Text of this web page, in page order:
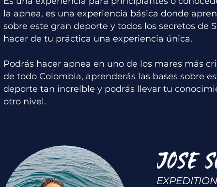
la apnea, es una experiencia básica donde
sobre este gran deporte y todos los secretos de
hacer de tu práctica una experiencia única.
Podrás hacer apnea en uno de los mares más
de todo Colombia, aprenderás las bases sobre
deporte tan increíble y podrás llevar tu
otro nivel.
JOSE